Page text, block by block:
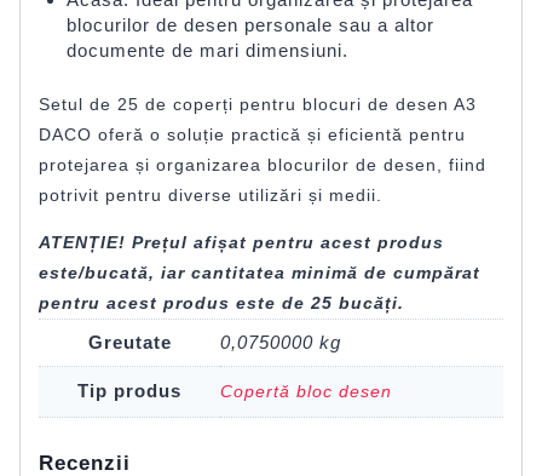
blocurilor de desen personale sau a altor
documente de mari dimensiuni.
Setul de 25 de coperți pentru blocuri de desen A3
DACO oferă o soluție practică și eficientă pentru
protejarea și organizarea blocurilor de desen, fiind
potrivit pentru diverse utilizări și medii.
ATENȚIE! Prețul afișat pentru acest produs
este/bucată, iar cantitatea minimă de cumpărat
pentru acest produs este de 25 bucăți.
Greutate 0,0750000 kg
Tip produs Copertă bloc desen
Recenzii